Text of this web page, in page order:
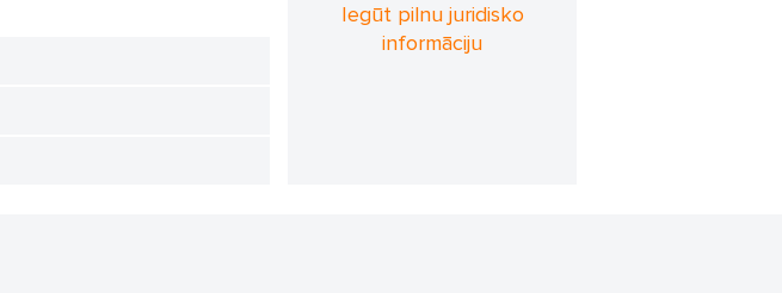
Iegūt pilnu juridisko
informāciju